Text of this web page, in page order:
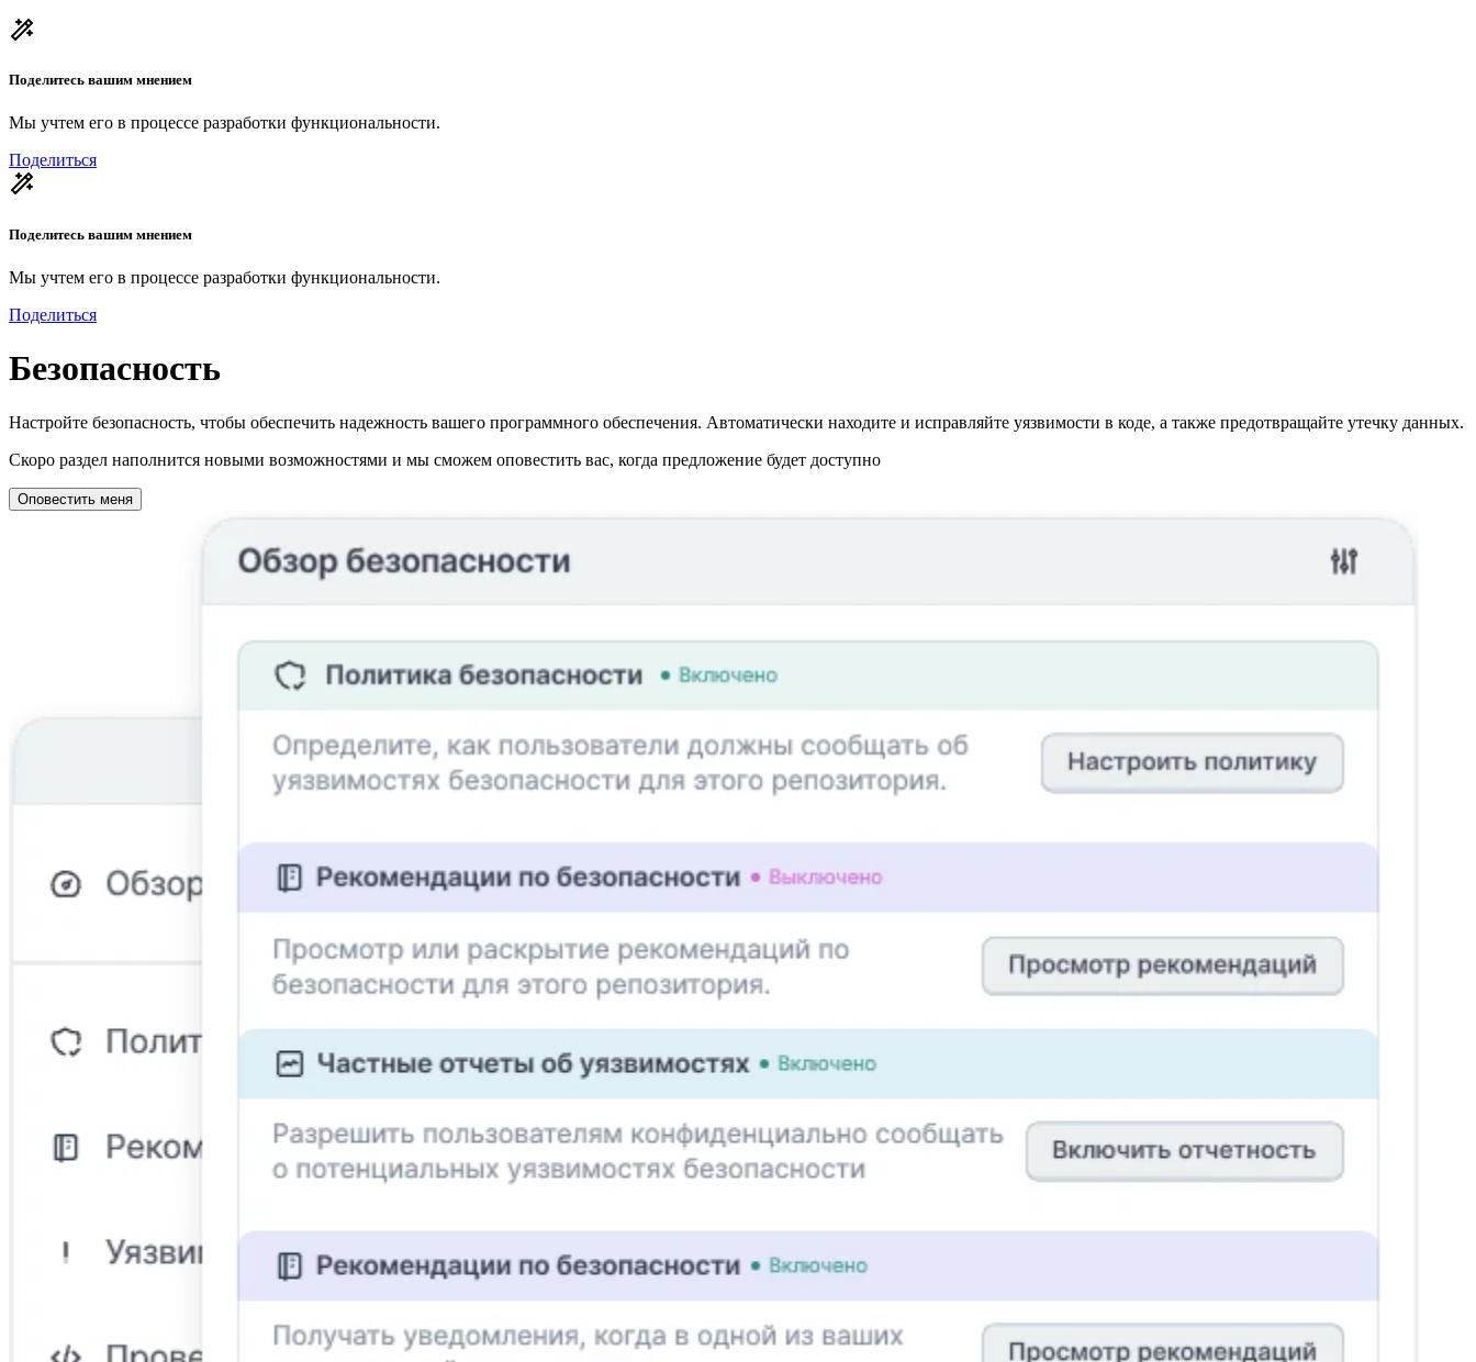
Поделитесь вашим мнением
Мы учтем его в процессе разработки функциональности.
Поделиться
Поделитесь вашим мнением
Мы учтем его в процессе разработки функциональности.
Поделиться
Безопасность
Настройте безопасность, чтобы обеспечить надежность вашего программного обеспечения. Автоматически находите и исправляйте уязвимости в коде, а также предотвращайте утечку данных.
Скоро раздел наполнится новыми возможностями и мы сможем оповестить вас, когда предложение будет доступно
Оповестить меня